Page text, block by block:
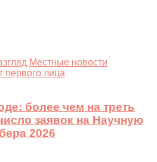
Местные новости
первого лица
более чем на треть
заявок на Научную
2026